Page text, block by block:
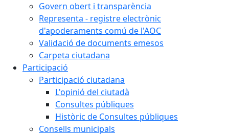
Govern obert i transparència
Representa - registre electrònic
d'apoderaments comú de l'AOC
Validació de documents emesos
Carpeta ciutadana
Participació
Participació ciutadana
L'opinió del ciutadà
Consultes públiques
Històric de Consultes públiques
Consells municipals